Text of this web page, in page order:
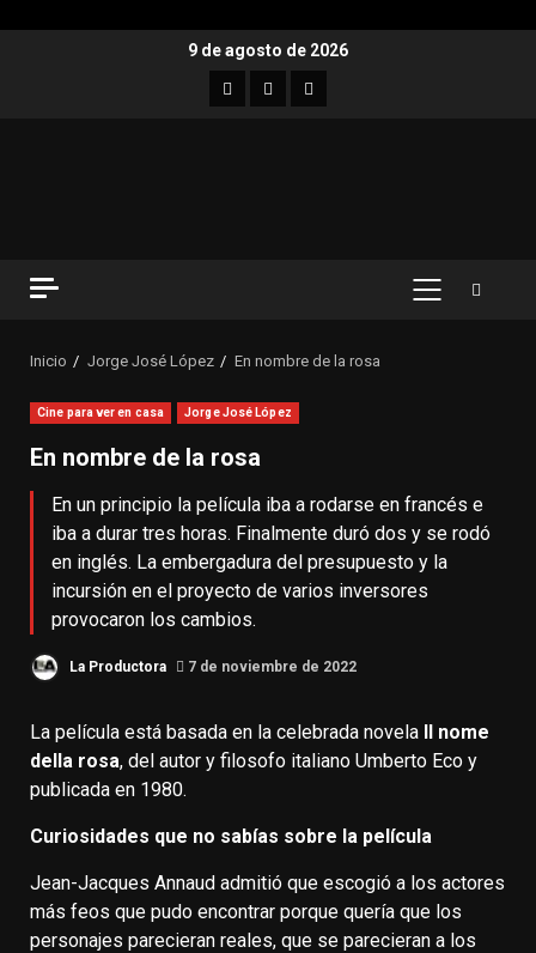
9 de agosto de 2026
Inicio Jorge José López En nombre de la rosa
Cine para ver en casa Jorge José López
En nombre de la rosa
En un principio la película iba a rodarse en francés e
iba a durar tres horas. Finalmente duró dos y se rodó
en inglés. La embergadura del presupuesto y la
incursión en el proyecto de varios inversores
provocaron los cambios.
La Productora 7 de noviembre de 2022
La película está basada en la celebrada novela Il nome
della rosa, del autor y filosofo italiano Umberto Eco y
publicada en 1980.
Curiosidades que no sabías sobre la película
Jean-Jacques Annaud admitió que escogió a los actores
más feos que pudo encontrar porque quería que los
personajes parecieran reales, que se parecieran a los